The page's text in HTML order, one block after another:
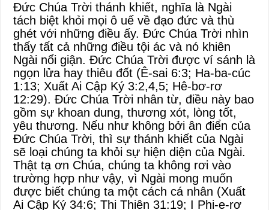
Đức Chúa Trời thánh khiết, nghĩa là Ngài
tách biệt khỏi mọi ô uế về đạo đức và thù
ghét với những điều ấy. Đức Chúa Trời nhìn
thấy tất cả những điều tội ác và nó khiên
Ngài nổi giận. Đức Chúa Trời được ví sánh là
ngọn lửa hay thiêu đốt (Ê-sai 6:3; Ha-ba-cúc
1:13; Xuất Ai Cập Ký 3:2,4,5; Hê-bơ-rơ
12:29). Đức Chúa Trời nhân từ, điều này bao
gồm sự khoan dung, thương xót, lòng tốt,
yêu thương. Nếu như không bởi ân điển của
Đức Chúa Trời, thì sự thánh khiết của Ngài
sẽ loại chúng ta khỏi sự hiện diện của Ngài.
Thật tạ ơn Chúa, chúng ta không rơi vào
trường hợp như vậy, vì Ngài mong muốn
được biết chúng ta một cách cá nhân (Xuất
Ai Cập Ký 34:6;Thi Thiên 31:19; I Phi-e-rơ